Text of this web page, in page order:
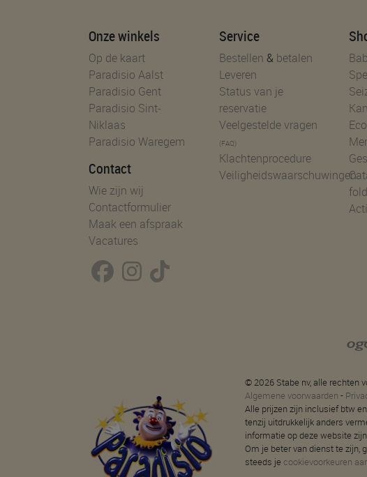
Onze winkels
Op de kaart
Paradisio Aalst
Paradisio Gent
Paradisio Sint-
Niklaas
Paradisio Waregem
Contact
Wie zijn wij
Contactformulier
Maak een afspraak
Vacatures
Service
Bestellen & betalen
Leveren
Status van je
reservatie
Veelgestelde vragen
(FAQ)
Klachtenprocedure
Veiligheidswaarschuwingen
© 2026 Stabe nv, alle rechten
Algemene voorwaarden -
Alle prijzen zijn inclusief btw
tenzij uitdrukkelijk anders
informatie op deze website
Om je beter van dienst te zijn,
steeds je cookievoorkeuren